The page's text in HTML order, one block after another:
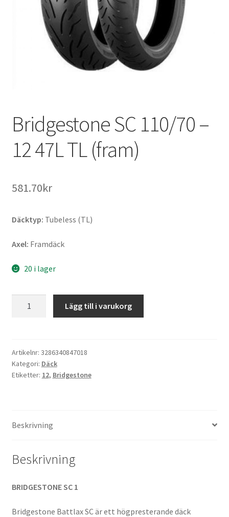
Bridgestone SC 110/70 –
12 47L TL (fram)
581.70kr
Däcktyp: Tubeless (TL)
Axel: Framdäck
20 i lager
12
47L
TL
Lägg till i varukorg
Artikelnr: 3286340847018
Kategori: Däck
Etiketter: 12, Bridgestone
Beskrivning
Beskrivning
BRIDGESTONE SC 1
Bridgestone Battlax SC är ett högpresterande däck